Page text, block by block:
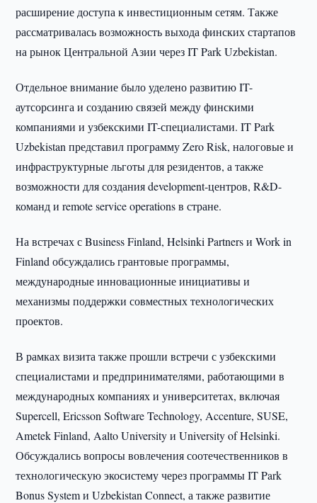
расширение доступа к инвестиционным сетям. Также
рассматривалась возможность выхода финских стартапов
на рынок Центральной Азии через IT Park Uzbekistan.
Отдельное внимание было уделено развитию IT-
аутсорсинга и созданию связей между финскими
компаниями и узбекскими IT-специалистами. IT Park
Uzbekistan представил программу Zero Risk, налоговые и
инфраструктурные льготы для резидентов, а также
возможности для создания development-центров, R&D-
команд и remote service operations в стране.
На встречах с Business Finland, Helsinki Partners и Work in
Finland обсуждались грантовые программы,
международные инновационные инициативы и
механизмы поддержки совместных технологических
проектов.
В рамках визита также прошли встречи с узбекскими
специалистами и предпринимателями, работающими в
международных компаниях и университетах, включая
Supercell, Ericsson Software Technology, Accenture, SUSE,
Ametek Finland, Aalto University и University of Helsinki.
Обсуждались вопросы вовлечения соотечественников в
технологическую экосистему через программы IT Park
Bonus System и Uzbekistan Connect, а также развитие